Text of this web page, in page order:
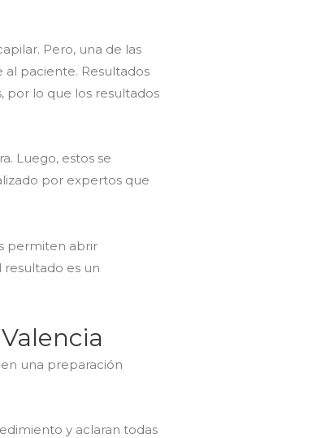
Pero, una de las
al paciente. Resultados
por lo que los resultados
Luego, estos se
por expertos que
permiten abrir
es un
una preparación
y aclaran todas